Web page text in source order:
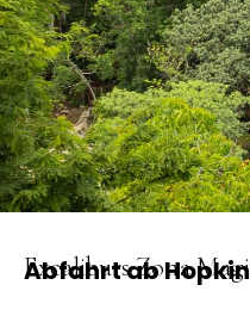
Excaliburs Zona
Abfahrt ab